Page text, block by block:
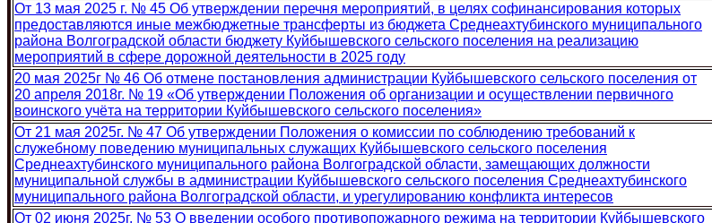
От 13 мая 2025 г. № 45 Об утверждении перечня мероприятий, в целях софинансирования которых
предоставляются иные межбюджетные трансферты из бюджета Среднеахтубинского муниципального
района Волгоградской области бюджету Куйбышевского сельского поселения на реализацию
мероприятий в сфере дорожной деятельности в 2025 году
20 мая 2025г № 46 Об отмене постановления администрации Куйбышевского сельского поселения от
20 апреля 2018г. № 19 «Об утверждении Положения об организации и осуществлении первичного
воинского учёта на территории Куйбышевского сельского поселения»
От 21 мая 2025г. № 47 Об утверждении Положения о комиссии по соблюдению требований к
служебному поведению муниципальных служащих Куйбышевского сельского поселения
Среднеахтубинского муниципального района Волгоградской области, замещающих должности
муниципальной службы в администрации Куйбышевского сельского поселения Среднеахтубинского
муниципального района Волгоградской области, и урегулированию конфликта интересов
От 02 июня 2025г. № 53 О введении особого противопожарного режима на территории Куйбышевского